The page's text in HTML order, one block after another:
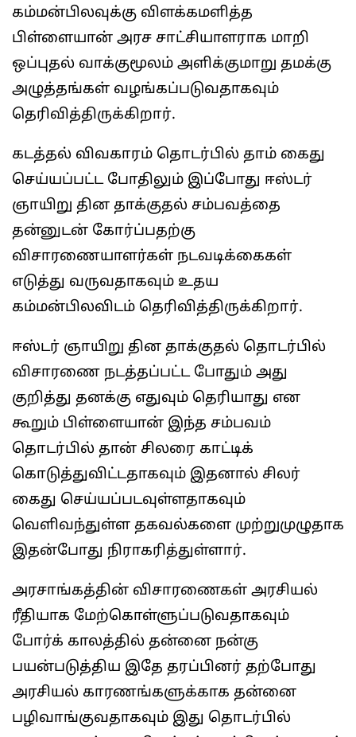
கம்மன்பிலவுக்கு விளக்கமளித்த
பிள்ளையான் அரச சாட்சியாளராக மாறி
ஒப்புதல் வாக்குமூலம் அளிக்குமாறு தமக்கு
அழுத்தங்கள் வழங்கப்படுவதாகவும்
தெரிவித்திருக்கிறார்.
கடத்தல் விவகாரம் தொடர்பில் தாம் கைது
செய்யப்பட்ட போதிலும் இப்போது ஈஸ்டர்
ஞாயிறு தின தாக்குதல் சம்பவத்தை
தன்னுடன் கோர்ப்பதற்கு
விசாரணையாளர்கள் நடவடிக்கைகள்
எடுத்து வருவதாகவும் உதய
கம்மன்பிலவிடம் தெரிவித்திருக்கிறார்.
ஈஸ்டர் ஞாயிறு தின தாக்குதல் தொடர்பில்
விசாரணை நடத்தப்பட்ட போதும் அது
குறித்து தனக்கு எதுவும் தெரியாது என
கூறும் பிள்ளையான் இந்த சம்பவம்
தொடர்பில் தான் சிலரை காட்டிக்
கொடுத்துவிட்டதாகவும் இதனால் சிலர்
கைது செய்யப்படவுள்ளதாகவும்
வெளிவந்துள்ள தகவல்களை முற்றுமுழுதாக
இதன்போது நிராகரித்துள்ளார்.
அரசாங்கத்தின் விசாரணைகள் அரசியல்
ரீதியாக மேற்கொள்ளுப்படுவதாகவும்
போர்க் காலத்தில் தன்னை நன்கு
பயன்படுத்திய இதே தரப்பினர் தற்போது
அரசியல் காரணங்களுக்காக தன்னை
பழிவாங்குவதாகவும் இது தொடர்பில்